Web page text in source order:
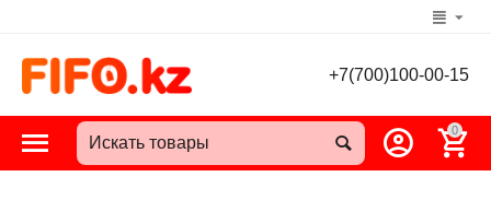
+7(700)100-00-15
0